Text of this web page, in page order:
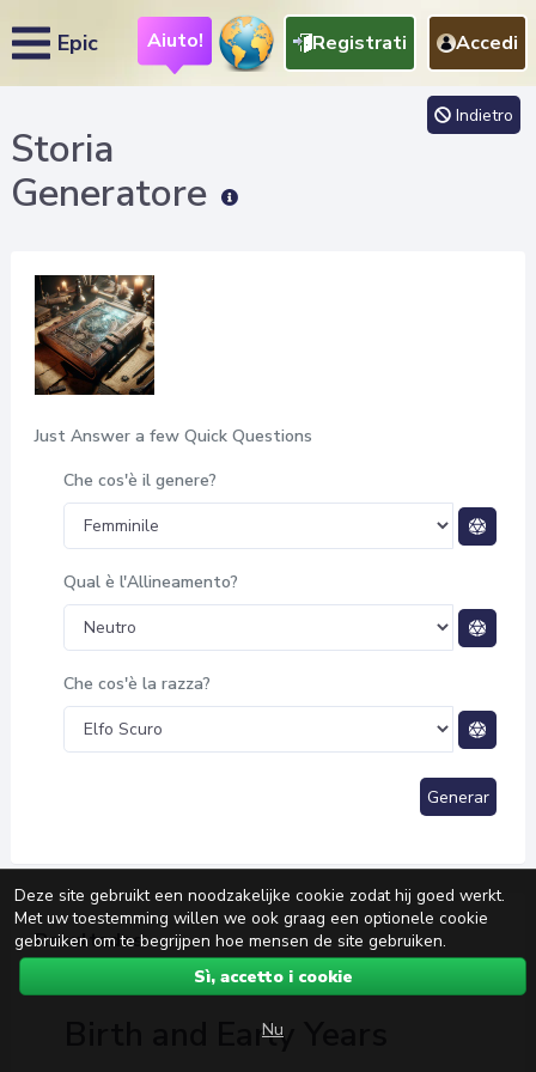
Epic Aiuto! Registrati Accedi
Storia
Generatore
Indietro
Just Answer a few Quick Questions
Che cos'è il genere?
Qual è l'Allineamento?
Che cos'è la razza?
Generar
Resultados
Birth and Early Years
Deze site gebruikt een noodzakelijke cookie zodat hij goed werkt.
Met uw toestemming willen we ook graag een optionele cookie
gebruiken om te begrijpen hoe mensen de site gebruiken.
Sì, accetto i cookie
Nu